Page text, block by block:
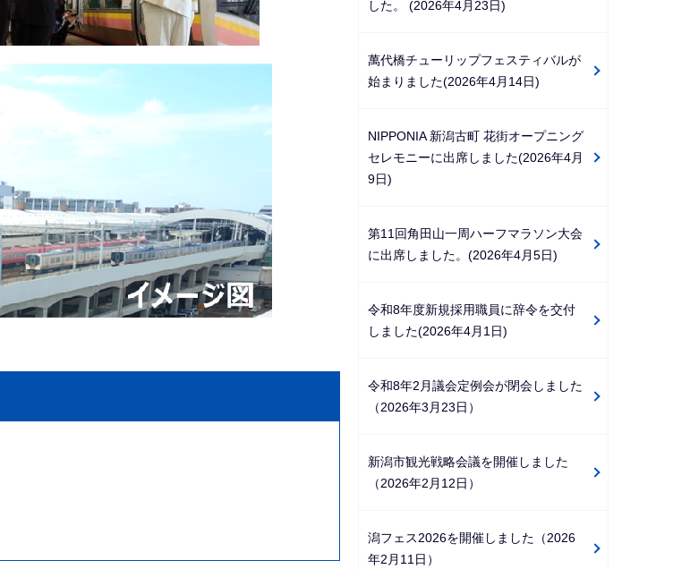
した。 (2026年4月23日)
萬代橋チューリップフェスティバルが
始まりました(2026年4月14日)
NIPPONIA 新潟古町 花街オープニング
セレモニーに出席しました(2026年4月
9日)
第11回角田山一周ハーフマラソン大会
に出席しました。(2026年4月5日)
令和8年度新規採用職員に辞令を交付
しました(2026年4月1日)
令和8年2月議会定例会が閉会しました
（2026年3月23日）
新潟市観光戦略会議を開催しました
（2026年2月12日）
潟フェス2026を開催しました（2026
年2月11日）